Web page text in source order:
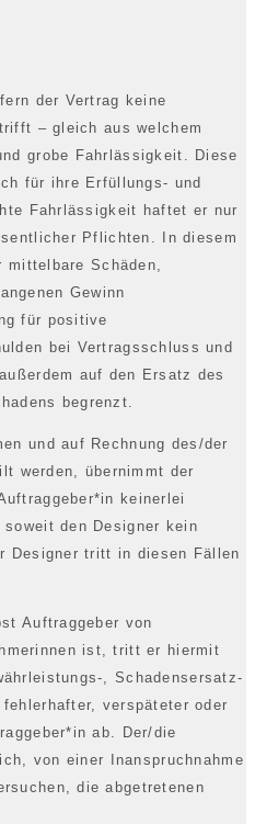
der Vertrag keine
– gleich aus welchem
grobe Fahrlässigkeit. Diese
für ihre Erfüllungs- und
Fahrlässigkeit haftet er nur
Pflichten. In diesem
Schäden,
Gewinn
für positive
bei Vertragsschluss und
auf den Ersatz des
begrenzt.
und auf Rechnung des/der
werden, übernimmt der
keinerlei
den Designer kein
Designer tritt in diesen Fällen
Auftraggeber von
ist, tritt er hiermit
, Schadensersatz-
verspäteter oder
ab. Der/die
von einer Inanspruchnahme
die abgetretenen